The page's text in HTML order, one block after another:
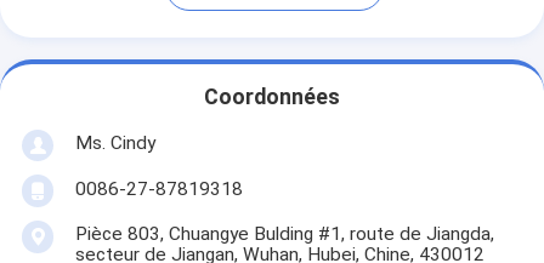
Coordonnées
Ms. Cindy
0086-27-87819318
Pièce 803, Chuangye Bulding #1, route de Jiangda,
secteur de Jiangan, Wuhan, Hubei, Chine, 430012